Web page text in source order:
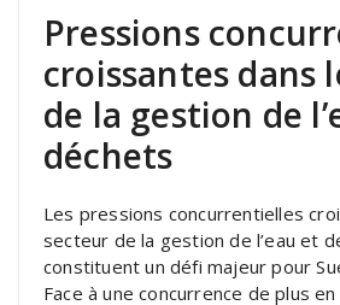
Pressions
croissantes dans
de la gestion de
déchets
Les pressions concurrentielles
secteur de la gestion de l’eau et
constituent un défi majeur pour
Face à une concurrence de plus